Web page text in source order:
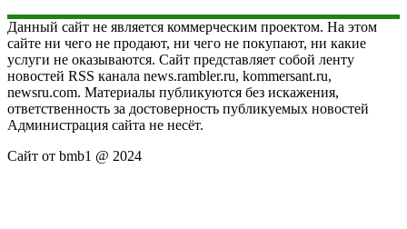
Данный сайт не является коммерческим проектом. На этом
сайте ни чего не продают, ни чего не покупают, ни какие
услуги не оказываются. Сайт представляет собой ленту
новостей RSS канала news.rambler.ru, kommersant.ru,
newsru.com. Материалы публикуются без искажения,
ответственность за достоверность публикуемых новостей
Администрация сайта не несёт.
Сайт от bmb1 @ 2024